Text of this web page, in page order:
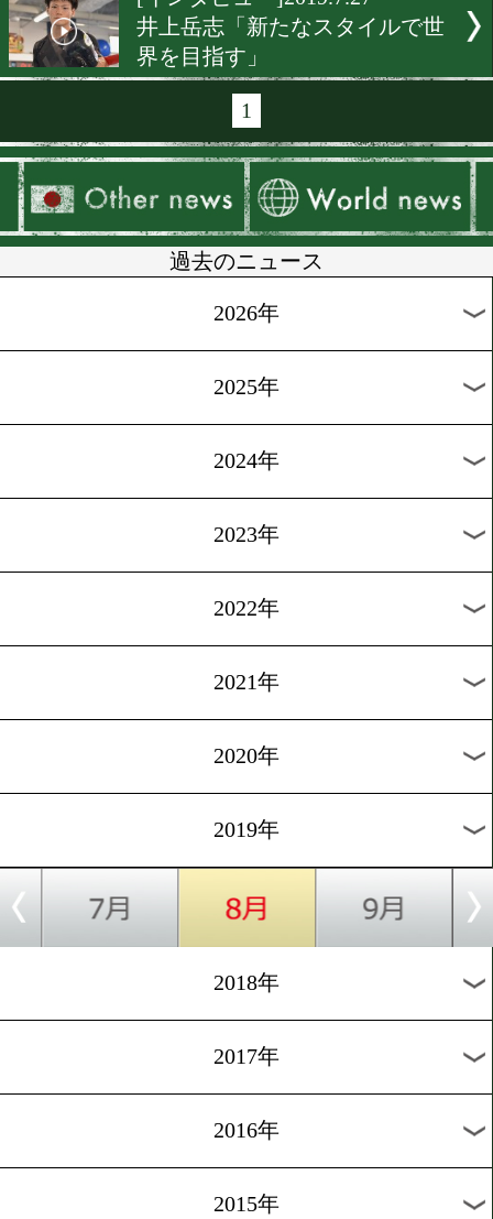
[インタビュー]2019.8.2
下町俊貴「焦りはあります
[インタビュー]2019.7.30
大森将平「5ラウンド以内
着がつく」
[インタビュー]2019.7.29
勅使河原弘晶「世界戦のつ
で戦う」
[インタビュー]2019.7.28
大保龍斗、世代交代をはた
[インタビュー]2019.7.27
井上岳志「新たなスタイル
界を目指す」
1
過去のニュース
2025年
2024年
2023年